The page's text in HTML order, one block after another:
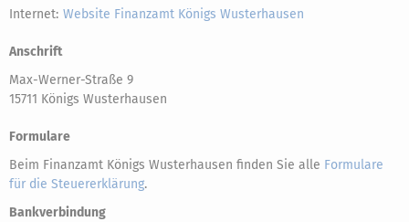
Internet: Website Finanzamt Königs Wusterhausen
Anschrift
Max-Werner-Straße 9
15711 Königs Wusterhausen
Formulare
Beim Finanzamt Königs Wusterhausen finden Sie alle Formulare
für die Steuererklärung.
Bankverbindung